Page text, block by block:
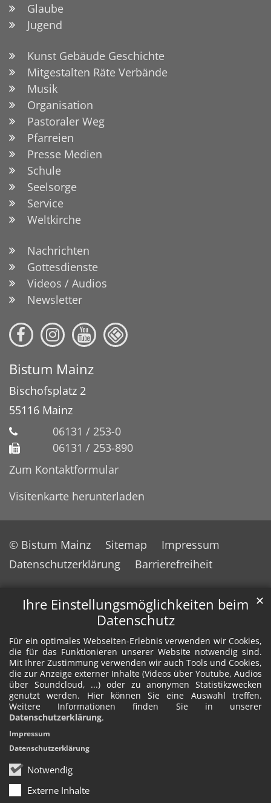
Ihre Einstellungsmöglichkeiten beim
Datenschutz
Für ein optimales Webseiten-Erlebnis verwenden wir Cookies,
die für das Funktionieren unserer Website notwendig sind.
Mit Ihrer Zustimmung verwenden wir auch Tools und Cookies,
die zur Anzeige externer Inhalte (Videos über Youtube, Audios
über Soundcloud, ...) oder zu anonymen Statistikzwecken
genutzt werden. Hier können Sie eine Auswahl treffen.
Weitere Informationen finden Sie in unserer
Datenschutzerklärung.
Notwendig
Externe Inhalte
✕
Impressum
Datenschutzerklärung
Glaube
Jugend
Kunst Gebäude Geschichte
Mitgestalten Räte Verbände
Musik
Organisation
Pastoraler Weg
Pfarreien
Presse Medien
Schule
Seelsorge
Service
Weltkirche
Nachrichten
Gottesdienste
Videos / Audios
Newsletter
Bistum Mainz
Bischofsplatz 2
55116 Mainz
06131 / 253-0
06131 / 253-890
Zum Kontaktformular
Visitenkarte herunterladen
© Bistum Mainz Sitemap
Impressum
Datenschutzerklärung
Barrierefreiheit